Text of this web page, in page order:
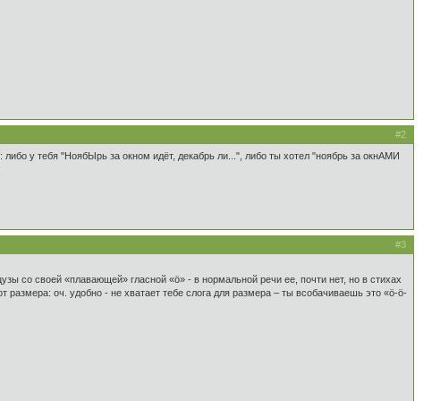
#2
у тебя "НоябЫрь за окном идёт, декабрь ли...", либо ты хотел "ноябрь за окнАМИ
#3
со своей «плавающей» гласной «ö» - в нормальной речи ее, почти нет, но в стихах
размера: оч. удобно - не хватает тебе слога для размера – ты всобачиваешь это «ö-ö-